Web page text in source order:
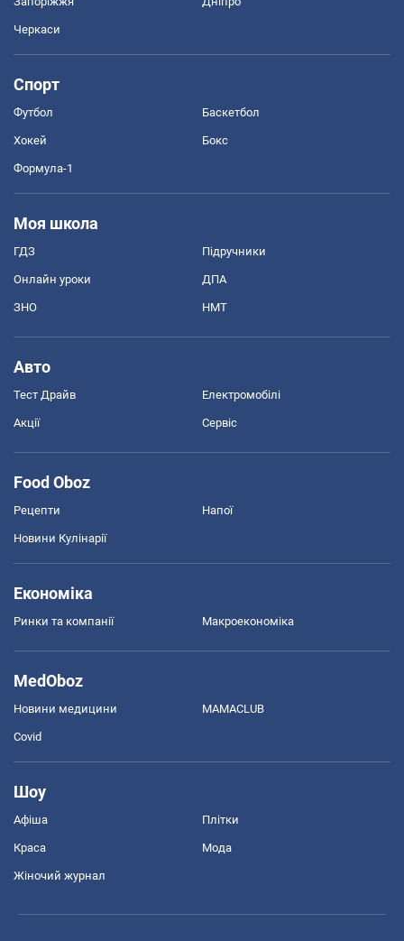
Черкаси
Спорт
Футбол Баскетбол
Хокей Бокс
Формула-1
Моя школа
ГДЗ Підручники
Онлайн уроки ДПА
ЗНО НМТ
Авто
Тест Драйв Електромобілі
Акції Сервіс
Food Oboz
Рецепти Напої
Новини Кулінарії
Економіка
Ринки та компанії Макроекономіка
MedOboz
Новини медицини MAMACLUB
Covid
Шоу
Афіша Плітки
Краса Мода
Жіночий журнал